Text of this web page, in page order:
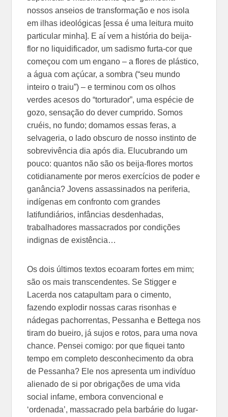
nossos anseios de transformação e nos isola
em ilhas ideológicas [essa é uma leitura muito
particular minha]. E aí vem a história do beija-
flor no liquidificador, um sadismo furta-cor que
começou com um engano – a flores de plástico,
a água com açúcar, a sombra (“seu mundo
inteiro o traiu”) – e terminou com os olhos
verdes acesos do “torturador”, uma espécie de
gozo, sensação do dever cumprido. Somos
cruéis, no fundo; domamos essas feras, a
selvageria, o lado obscuro de nosso instinto de
sobrevivência dia após dia. Elucubrando um
pouco: quantos não são os beija-flores mortos
cotidianamente por meros exercícios de poder e
ganância? Jovens assassinados na periferia,
indígenas em confronto com grandes
latifundiários, infâncias desdenhadas,
trabalhadores massacrados por condições
indignas de existência…
Os dois últimos textos ecoaram fortes em mim;
são os mais transcendentes. Se Stigger e
Lacerda nos catapultam para o cimento,
fazendo explodir nossas caras risonhas e
nádegas pachorrentas, Pessanha e Bettega nos
tiram do bueiro, já sujos e rotos, para uma nova
chance. Pensei comigo: por que fiquei tanto
tempo em completo desconhecimento da obra
de Pessanha? Ele nos apresenta um indivíduo
alienado de si por obrigações de uma vida
social infame, embora convencional e
‘ordenada’, massacrado pela barbárie do lugar-